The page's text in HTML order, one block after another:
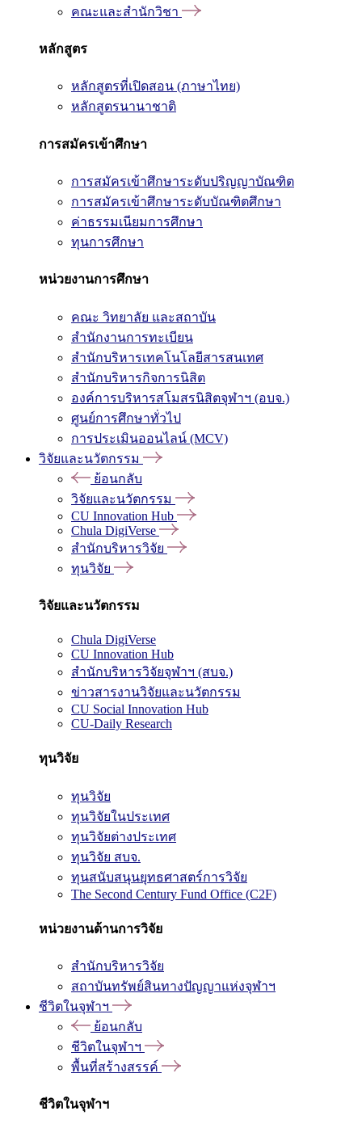
คณะและสำนักวิชา
หลักสูตร
หลักสูตรที่เปิดสอน (ภาษาไทย)
หลักสูตรนานาชาติ
การสมัครเข้าศึกษา
การสมัครเข้าศึกษาระดับปริญญาบัณฑิต
การสมัครเข้าศึกษาระดับบัณฑิตศึกษา
ค่าธรรมเนียมการศึกษา
ทุนการศึกษา
หน่วยงานการศึกษา
คณะ วิทยาลัย และสถาบัน
สำนักงานการทะเบียน
สำนักบริหารเทคโนโลยีสารสนเทศ
สำนักบริหารกิจการนิสิต
องค์การบริหารสโมสรนิสิตจุฬาฯ (อบจ.)
ศูนย์การศึกษาทั่วไป
การประเมินออนไลน์ (MCV)
วิจัยและนวัตกรรม
ย้อนกลับ
วิจัยและนวัตกรรม
CU Innovation Hub
Chula DigiVerse
สำนักบริหารวิจัย
ทุนวิจัย
วิจัยและนวัตกรรม
Chula DigiVerse
CU Innovation Hub
สำนักบริหารวิจัยจุฬาฯ (สบจ.)
ข่าวสารงานวิจัยและนวัตกรรม
CU Social Innovation Hub
CU-Daily Research
ทุนวิจัย
ทุนวิจัย
ทุนวิจัยในประเทศ
ทุนวิจัยต่างประเทศ
ทุนวิจัย สบจ.
ทุนสนับสนุนยุทธศาสตร์การวิจัย
The Second Century Fund Office (C2F)
หน่วยงานด้านการวิจัย
สำนักบริหารวิจัย
สถาบันทรัพย์สินทางปัญญาแห่งจุฬาฯ
ชีวิตในจุฬาฯ
ย้อนกลับ
ชีวิตในจุฬาฯ
พื้นที่สร้างสรรค์
ชีวิตในจุฬาฯ